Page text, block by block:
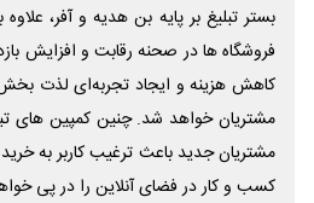
بستر تبلیغ بر پایه بن هدیه و آفر،
فروشگاه ها در صحنه رقابت و افزایش
کاهش هزینه و ایجاد تجربه‌ای لذت
مشتریان خواهد شد. چنین کمپین های
مشتریان جدید باعث ترغیب کاربر به
کسب و کار در فضای آنلاین را در پی